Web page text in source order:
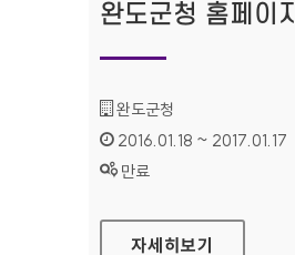
완도군청 홈페이지
기관명 :
완도군청
인증기간 :
2016.01.18 ~ 2017.01.17
상태 :
만료
완도군청 홈페이지
자세히보기